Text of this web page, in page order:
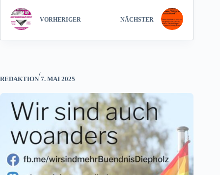
VORHERIGER NÄCHSTER
REDAKTION
/
7. MAI 2025